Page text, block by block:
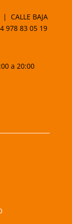
CALLE BAJA
978 83 05 19
a 20:00